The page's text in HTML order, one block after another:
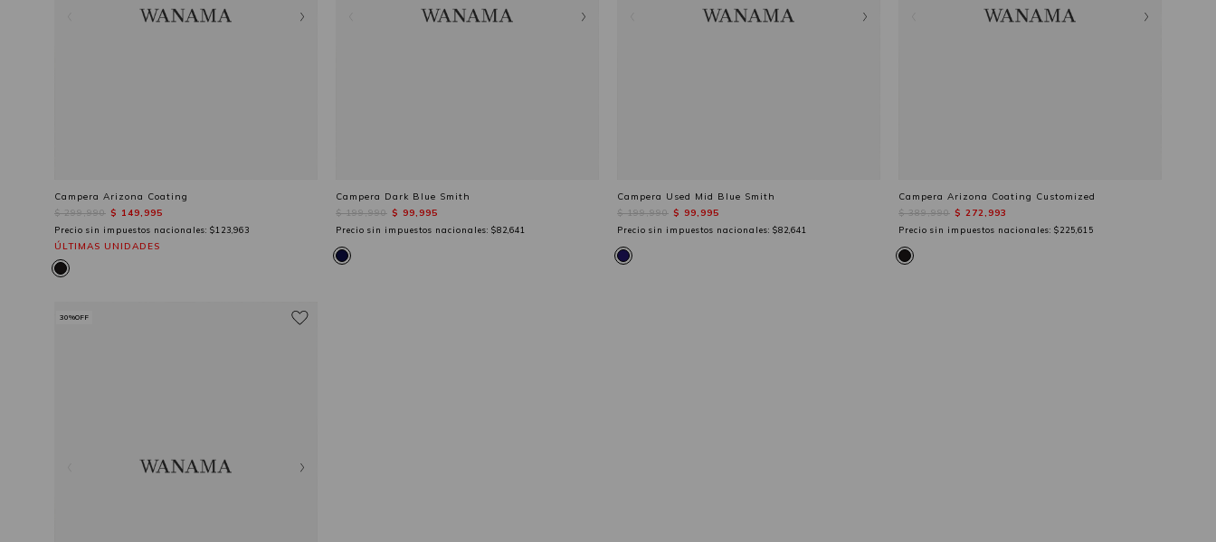
Campera Arizona Coating
$ 299,990 $ 149,995
Precio sin impuestos nacionales: $123,963
ÚLTIMAS UNIDADES
Campera Dark Blue Smith
$ 199,990 $ 99,995
Precio sin impuestos nacionales: $82,641
Campera Used Mid Blue Smith
$ 199,990 $ 99,995
Precio sin impuestos nacionales: $82,641
Campera Arizona Coating Customized
$ 389,990 $ 272,993
Precio sin impuestos nacionales: $225,615
30%OFF